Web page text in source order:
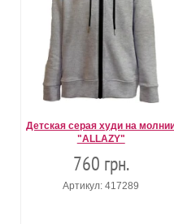
Детская серая худи на
"ALLAZY"
760 грн.
Артикул: 417289